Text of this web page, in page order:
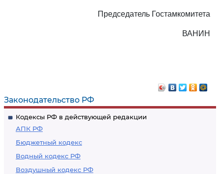
Законодательство РФ
Кодексы РФ в действующей редакции
АПК РФ
Бюджетный кодекс
Водный кодекс РФ
Воздушный кодекс РФ
Председатель Гостамкомитета
ВАНИН